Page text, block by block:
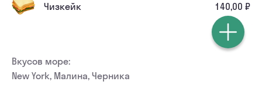
Чизкейк 140,00 ₽
Вкусов море:
New York, Малина, Черника